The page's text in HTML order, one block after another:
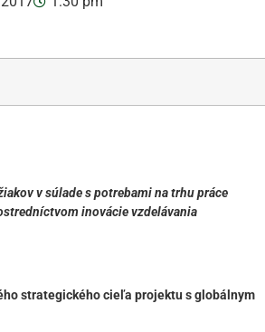
v súlade s potrebami na trhu práce
inovácie vzdelávania
strategického cieľa projektu s globálnym